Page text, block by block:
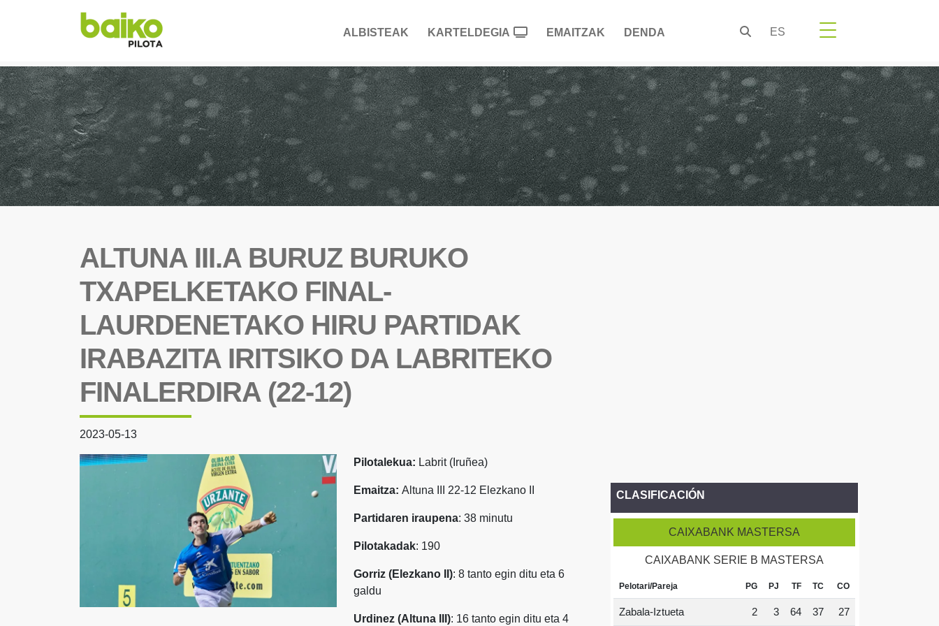
ALBISTEAK KARTELDEGIA EMAITZAK DENDA ES
ALTUNA III.A BURUZ BURUKO
TXAPELKETAKO FINAL-
LAURDENETAKO HIRU PARTIDAK
IRABAZITA IRITSIKO DA LABRITEKO
FINALERDIRA (22-12)
2023-05-13
Pilotalekua: Labrit (Iruñea)
Emaitza: Altuna III 22-12 Elezkano II
Partidaren iraupena: 38 minutu
Pilotakadak: 190
Gorriz (Elezkano II): 8 tanto egin ditu eta 6
galdu
Urdinez (Altuna III): 16 tanto egin ditu eta 4
CLASIFICACIÓN
CAIXABANK MASTERSA
CAIXABANK SERIE B MASTERSA
Pelotari/Pareja PG PJ TF TC CO
Zabala-Iztueta 2 3 64 37 27